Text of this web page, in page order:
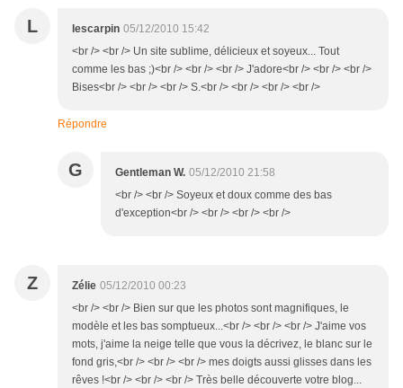
L lescarpin 05/12/2010 15:42
<br /> <br /> Un site sublime, délicieux et soyeux... Tout
comme les bas ;)<br /> <br /> <br /> J'adore<br /> <br /> <br />
Bises<br /> <br /> <br /> S.<br /> <br /> <br /> <br />
Répondre
G Gentleman W. 05/12/2010 21:58
<br /> <br /> Soyeux et doux comme des bas
d'exception<br /> <br /> <br /> <br />
Z Zélie 05/12/2010 00:23
<br /> <br /> Bien sur que les photos sont magnifiques, le
modèle et les bas somptueux...<br /> <br /> <br /> J'aime vos
mots, j'aime la neige telle que vous la décrivez, le blanc sur le
fond gris,<br /> <br /> <br /> mes doigts aussi glisses dans les
rêves !<br /> <br /> <br /> Très belle découverte votre blog...